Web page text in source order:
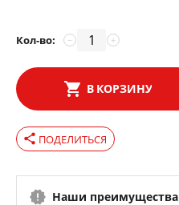
Кол-во: +
−
В КОРЗИНУ
share ПОДЕЛИТЬСЯ
Наши преимущества